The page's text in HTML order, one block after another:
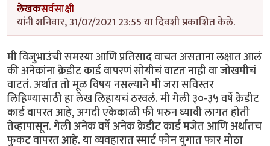
लेखकसर्वसाक्षी
यांनी शनिवार, 31/07/2021 23:55 या दिवशी प्रकाशित केले.
मी विजुभाउंची समस्या आणि प्रतिसाद वाचत असताना लक्षात आलं
की अनेकांना क्रेडीट कार्ड वापरणं सोयीचं वाटत नाही वा जोखमीचं
वाटतं. अर्थात तो मूळ विषय नसल्याने मी जरा सविस्तर
लिहिण्यासाठी हा लेख लिहायचं ठरवलं. मी गेली ३०-३५ वर्षे क्रेडीट
कार्ड वापरत आहे, अगदी एकेकाळी फी भरुन घ्यावी लागत होती
तेव्हापासून. गेली अनेक वर्षे अनेक क्रेडीट कार्डं मजेत आणि अर्थातच
फुकट वापरत आहे. या व्यवहारात स्मार्ट फोन युगात फार मोठा